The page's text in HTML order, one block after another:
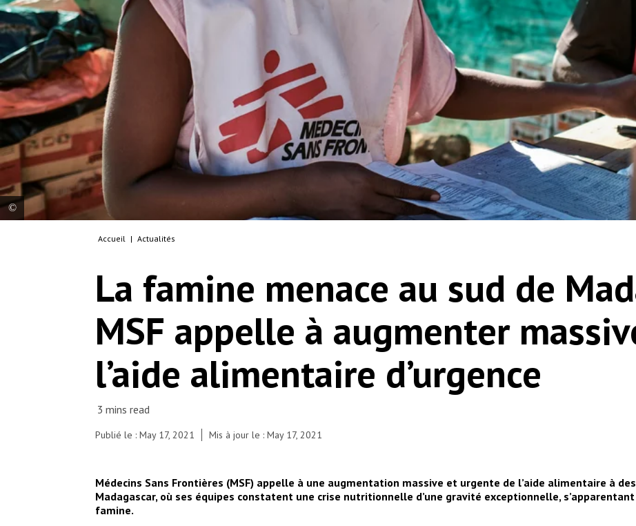
Commune of Ranobe, Amboasary District. People
most acute nutritional and food crisis the region
has seen in recent years. MSF began setting up
mobile clinics in Amboasary district in late March
to screen and treat acute malnutrition in remote
villages like those of Ranobe commune, providing
ready-to-use therapeutic food and medical care.
© iAko M. Randrianarivelo
Accueil | Actualités
La famine menace au sud de
MSF appelle à augmenter
l’aide alimentaire d’urgence
Publié le : May 17, 2021 Mis à jour le : May 17, 2021
Médecins Sans Frontières (MSF) appelle à une augmentation massive et urgente de l’aide alimentaire à
Madagascar, où ses équipes constatent une crise nutritionnelle d’une gravité exceptionnelle,
famine.